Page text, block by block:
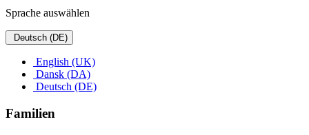
Sprache auswählen
Deutsch (DE)
English (UK)
Dansk (DA)
Deutsch (DE)
Familien